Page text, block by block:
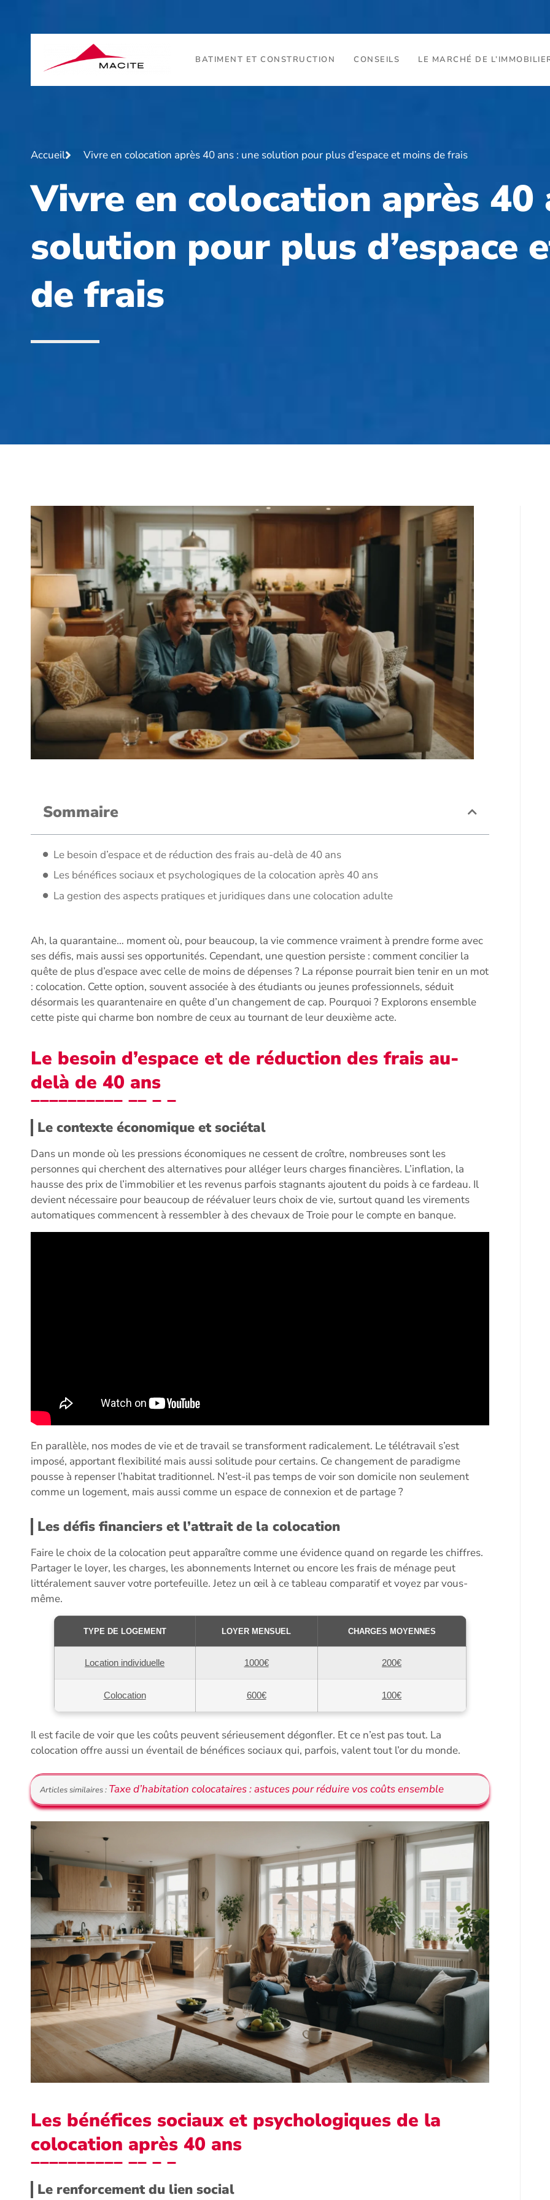
BATIMENT ET CONSTRUCTION CONSEILS LE MARCHÉ DE
Accueil Vivre en colocation après 40 ans : une solution pour plus d’espace et moins de frais
Vivre en colocation après 40
solution pour plus d’espace
de frais
Sommaire
Le besoin d’espace et de réduction des frais au-delà de 40 ans
Les bénéfices sociaux et psychologiques de la colocation après 40 ans
La gestion des aspects pratiques et juridiques dans une colocation adulte
Ah, la quarantaine… moment où, pour beaucoup, la vie commence vraiment à prendre forme avec
ses défis, mais aussi ses opportunités. Cependant, une question persiste : comment concilier la
quête de plus d’espace avec celle de moins de dépenses ? La réponse pourrait bien tenir en un mot
: colocation. Cette option, souvent associée à des étudiants ou jeunes professionnels, séduit
désormais les quarantenaire en quête d’un changement de cap. Pourquoi ? Explorons ensemble
cette piste qui charme bon nombre de ceux au tournant de leur deuxième acte.
Le besoin d’espace et de réduction des frais au-
delà de 40 ans
Le contexte économique et sociétal
Dans un monde où les pressions économiques ne cessent de croître, nombreuses sont les
personnes qui cherchent des alternatives pour alléger leurs charges financières. L’inflation, la
hausse des prix de l’immobilier et les revenus parfois stagnants ajoutent du poids à ce fardeau. Il
devient nécessaire pour beaucoup de réévaluer leurs choix de vie, surtout quand les virements
automatiques commencent à ressembler à des chevaux de Troie pour le compte en banque.
En parallèle, nos modes de vie et de travail se transforment radicalement. Le télétravail s’est
imposé, apportant flexibilité mais aussi solitude pour certains. Ce changement de paradigme
pousse à repenser l’habitat traditionnel. N’est-il pas temps de voir son domicile non seulement
comme un logement, mais aussi comme un espace de connexion et de partage ?
Les défis financiers et l’attrait de la colocation
Faire le choix de la colocation peut apparaître comme une évidence quand on regarde les chiffres.
Partager le loyer, les charges, les abonnements Internet ou encore les frais de ménage peut
littéralement sauver votre portefeuille. Jetez un œil à ce tableau comparatif et voyez par vous-
même.
TYPE DE LOGEMENT LOYER MENSUEL CHARGES MOYENNES
Location individuelle 1000€ 200€
Colocation 600€ 100€
Il est facile de voir que les coûts peuvent sérieusement dégonfler. Et ce n’est pas tout. La
colocation offre aussi un éventail de bénéfices sociaux qui, parfois, valent tout l’or du monde.
Articles similaires : Taxe d’habitation colocataires : astuces pour réduire vos coûts ensemble
Les bénéfices sociaux et psychologiques de la
colocation après 40 ans
Le renforcement du lien social